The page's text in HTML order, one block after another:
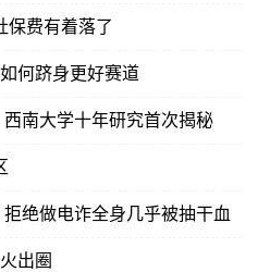
保费有着落了
何跻身更好赛道
南大学十年研究首次揭秘
绝做电诈全身几乎被抽干血
出圈